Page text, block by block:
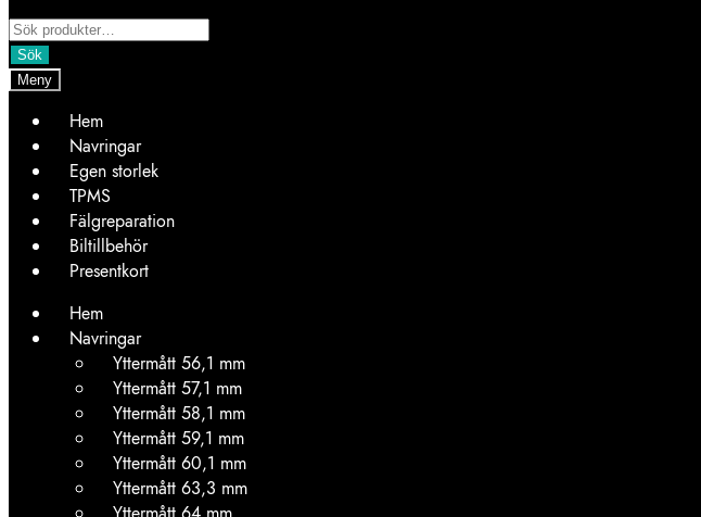
Products
search
Sök
Meny
Hem
Navringar
Egen storlek
TPMS
Fälgreparation
Biltillbehör
Presentkort
Hem
Navringar
Yttermått 56,1 mm
Yttermått 57,1 mm
Yttermått 58,1 mm
Yttermått 59,1 mm
Yttermått 60,1 mm
Yttermått 63,3 mm